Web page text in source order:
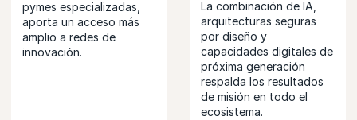
pymes especializadas,
aporta un acceso más
amplio a redes de
innovación.
La combinación de IA,
arquitecturas seguras
por diseño y
capacidades digitales de
próxima generación
respalda los resultados
de misión en todo el
ecosistema.